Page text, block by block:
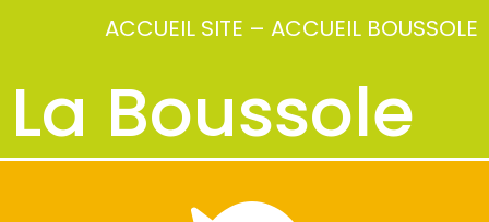
ACCUEIL SITE – ACCUEIL BOUSSOLE
La Boussole